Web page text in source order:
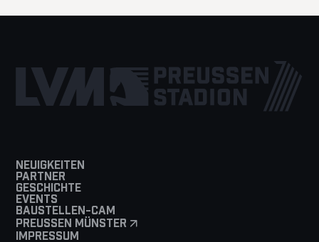
NEUIGKEITEN
PARTNER
GESCHICHTE
EVENTS
BAUSTELLEN-CAM
PREUSSEN MÜNSTER
IMPRESSUM